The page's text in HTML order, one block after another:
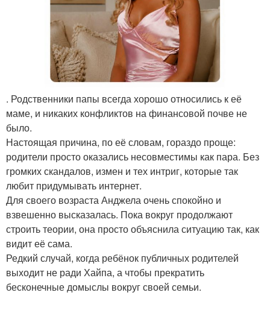
. Родственники папы всегда хорошо относились к её
маме, и никаких конфликтов на финансовой почве не
было.
Настоящая причина, по её словам, гораздо проще:
родители просто оказались несовместимы как пара. Без
громких скандалов, измен и тех интриг, которые так
любит придумывать интернет.
Для своего возраста Анджела очень спокойно и
взвешенно высказалась. Пока вокруг продолжают
строить теории, она просто объяснила ситуацию так, как
видит её сама.
Редкий случай, когда ребёнок публичных родителей
выходит не ради Хайпа, а чтобы прекратить
бесконечные домыслы вокруг своей семьи.